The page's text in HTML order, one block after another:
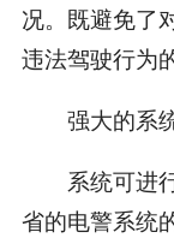
况。既避免了
违法驾驶行为
强大的系
系统可进行
省的电警系统